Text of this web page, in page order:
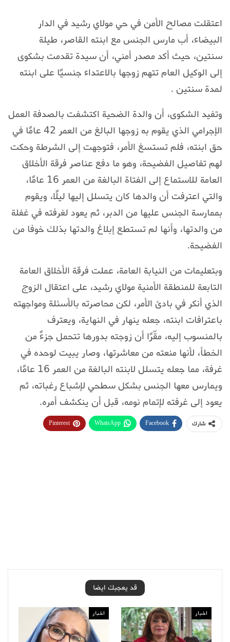
اعتقلت مصالح الأمن في حي مولاي رشيد في الدار
البيضاء، أب مارس الجنس مع ابنته القاصر، طيلة
سنتين، حيث أكد مصدر أمني، أن سيدة تقدمت بشكوى
إلى الوكيل العام تتهم زوجها بالاعتداء جنسيًا على ابنته
لمدة سنتين .
وتفيد الشكوى، أن والدة الضحية اكتشفت بالصدفة العمل
الإجرامي الذي يقوم به زوجها البالغ من العمر 42 عامًا في
حق ابنته، فلم تستسغ الأمر، فتوجهت إلى الشرطة وحكت
لهم تفاصيل الفضيحة، وهو ما دفع عناصر فرقة الأخلاق
العامة للاستماع إلى الفتاة البالغة من العمر 16 عامًا،
والتي اعترفت أن والدها كان يتسلل إليها ليلًا، ويقوم
بممارسة الجنس عليها من الدبر، ثم يعود لغرفته في غفلة
من والدتها، وأنها لم تستطع إبلاغ والدتها بذلك خوفا من
الفضيحة.
وبتعليمات من النيابة العامة، عملت فرقة الأخلاق العامة
التابعة للمنطقة الأمنية مولاي رشيد، على اعتقال الزوج
الذي أنكر في بادئ الأمر، لكن محاصرته بالأسئلة ومواجهته
باعترافات ابنته، جعله ينهار في النهاية، ويعترف
بالمنسوب إليه، مقّرًا أن زوجته بدورها تتحمل جزءً من
الخطأ، لأنها منعته من معاشرتها، وصار يبيت لوحده في
غرفة، مما جعله يتسلل لابنته البالغة من العمر 16 عامًا،
ويمارس معها الجنس بشكل سطحي لإشباع رغباته، ثم
يعود إلى غرفته لإتمام نومه، قبل أن ينكشف أمره.
شارك Facebook
WhatsApp
Pinterest
قد يعجبك ايضا
اخبار اخبار